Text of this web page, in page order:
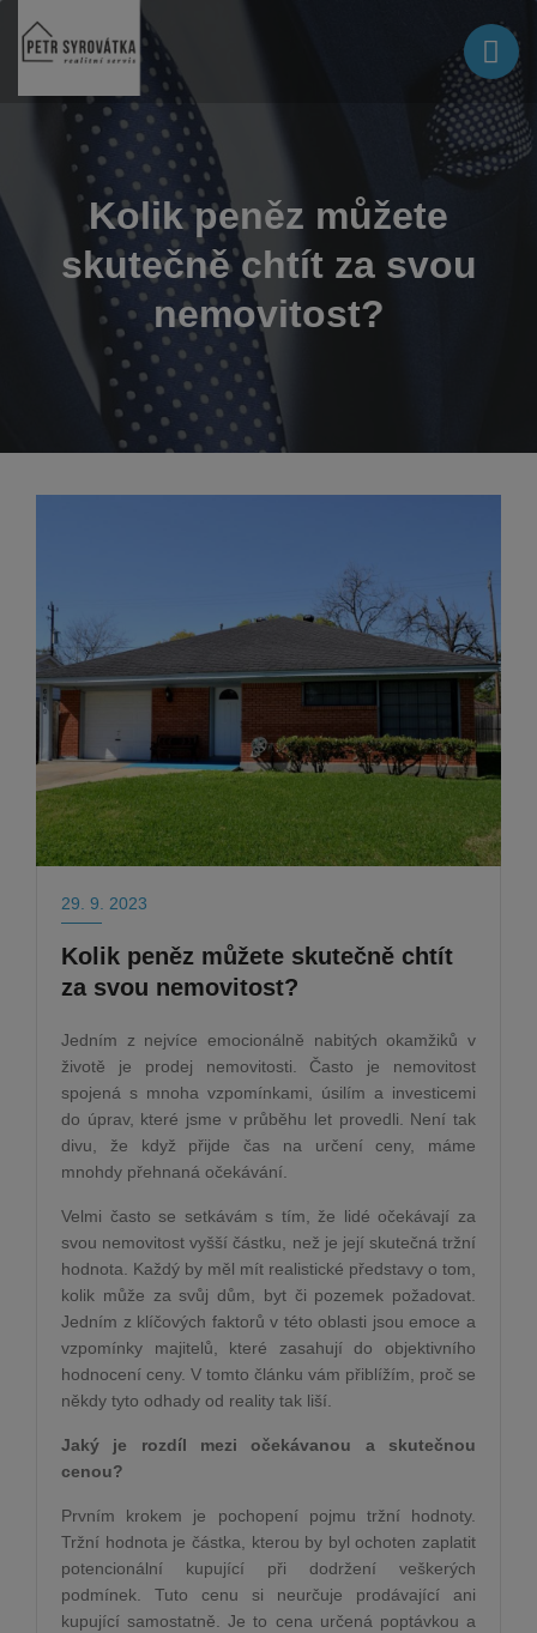
Kolik peněz můžete
skutečně chtít za svou
nemovitost?
29. 9. 2023
Kolik peněz můžete skutečně chtít
za svou nemovitost?
Jedním z nejvíce emocionálně nabitých okamžiků v
životě je prodej nemovitosti. Často je nemovitost
spojená s mnoha vzpomínkami, úsilím a investicemi
do úprav, které jsme v průběhu let provedli. Není tak
divu, že když přijde čas na určení ceny, máme
mnohdy přehnaná očekávání.
Velmi často se setkávám s tím, že lidé očekávají za
svou nemovitost vyšší částku, než je její skutečná tržní
hodnota. Každý by měl mít realistické představy o tom,
kolik může za svůj dům, byt či pozemek požadovat.
Jedním z klíčových faktorů v této oblasti jsou emoce a
vzpomínky majitelů, které zasahují do objektivního
hodnocení ceny. V tomto článku vám přiblížím, proč se
někdy tyto odhady od reality tak liší.
Jaký je rozdíl mezi očekávanou a skutečnou
cenou?
Prvním krokem je pochopení pojmu tržní hodnoty.
Tržní hodnota je částka, kterou by byl ochoten zaplatit
potencionální kupující při dodržení veškerých
podmínek. Tuto cenu si neurčuje prodávající ani
kupující samostatně. Je to cena určená poptávkou a